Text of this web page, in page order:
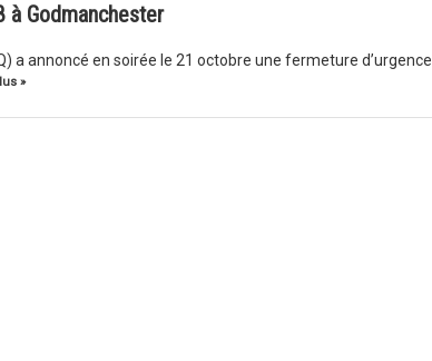
Godmanchester
a annoncé en soirée le 21 octobre une fermeture d’urgence
»